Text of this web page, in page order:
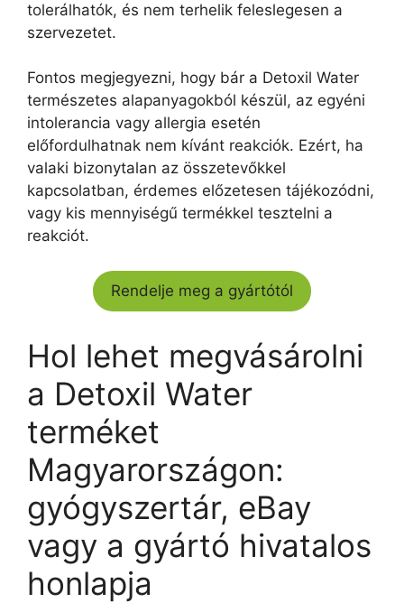
tolerálhatók, és nem terhelik feleslegesen a
szervezetet.
Fontos megjegyezni, hogy bár a Detoxil Water
természetes alapanyagokból készül, az egyéni
intolerancia vagy allergia esetén
előfordulhatnak nem kívánt reakciók. Ezért, ha
valaki bizonytalan az összetevőkkel
kapcsolatban, érdemes előzetesen tájékozódni,
vagy kis mennyiségű termékkel tesztelni a
reakciót.
Rendelje meg a gyártótól
Hol lehet megvásárolni
a Detoxil Water
terméket
Magyarországon:
gyógyszertár, eBay
vagy a gyártó hivatalos
honlapja